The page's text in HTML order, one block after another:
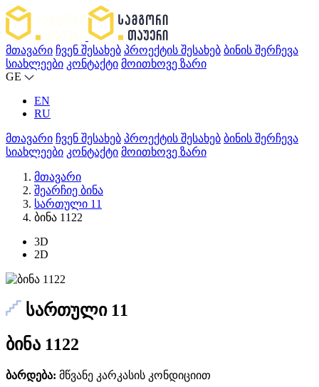
მთავარი ჩვენ შესახებ პროექტის შესახებ ბინის შერჩევა
სიახლეები კონტაქტი მოითხოვე ზარი
GE
EN
RU
მთავარი ჩვენ შესახებ პროექტის შესახებ ბინის შერჩევა
სიახლეები კონტაქტი მოითხოვე ზარი
მთავარი
შეარჩიე ბინა
სართული 11
ბინა 1122
3D
2D
სართული 11
ბინა 1122
ბარდება: მწვანე კარკასის კონდიციით